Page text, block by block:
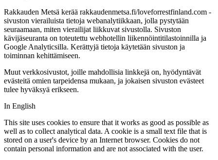
Rakkauden Metsä kerää rakkaudenmetsa.fi/loveforrestfinland.com -
sivuston vierailuista tietoja webanalytiikkaan, jolla pystytään
seuraamaan, miten vierailijat liikkuvat sivustolla. Sivuston
kävijäseuranta on toteutettu webhotellin liikennöintitilastoinnilla ja
Google Analyticsilla. Kerättyjä tietoja käytetään sivuston ja
toiminnan kehittämiseen.
Muut verkkosivustot, joille mahdollisia linkkejä on, hyödyntävät
evästeitä omien tarpeidensa mukaan, ja jokaisen sivuston evästeet
tulee hyväksyä erikseen.
In English
This site uses cookies to ensure that it works as good as possible as
well as to collect analytical data. A cookie is a small text file that is
stored on a user's device by an Internet browser. Cookies do not
contain personal information and are not associated with the user.